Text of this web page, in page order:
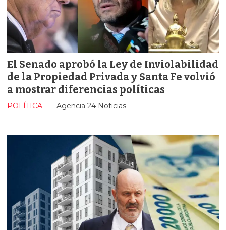
El Senado aprobó la Ley de Inviolabilidad
de la Propiedad Privada y Santa Fe volvió
a mostrar diferencias políticas
Agencia 24 Noticias
POLÍTICA